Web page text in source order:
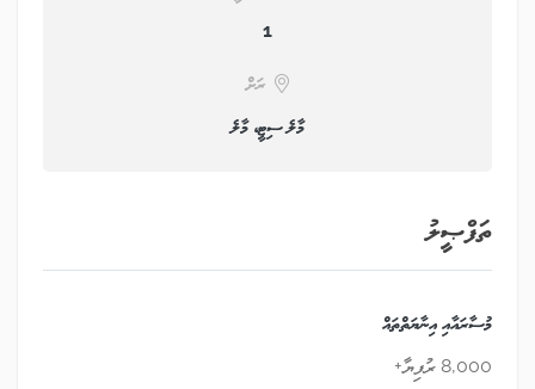
1
ރަށް
މާލެ ސިޓީ، މާލެ
ތަފްޞީލު
މުސާރައާއި އިނާޔަތްތައް
8,000 ރުފިޔާ+